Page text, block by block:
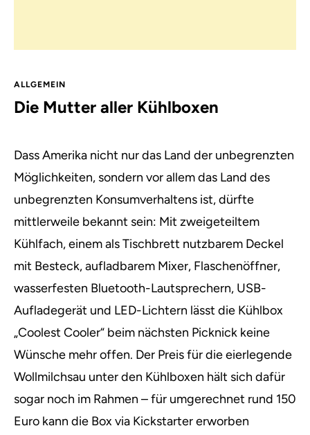
ALLGEMEIN
Die Mutter aller Kühl­boxen
Dass Amerika nicht nur das Land der unbegrenzten
Möglichkeiten, sondern vor allem das Land des
unbegrenzten Konsumverhaltens ist, dürfte
mittlerweile bekannt sein: Mit zweigeteiltem
Kühlfach, einem als Tischbrett nutzbarem Deckel
mit Besteck, aufladbarem Mixer, Flaschenöffner,
wasserfesten Bluetooth-Lautsprechern, USB-
Aufladegerät und LED-Lichtern lässt die Kühlbox
„Coolest Cooler“ beim nächsten Picknick keine
Wünsche mehr offen. Der Preis für die eierlegende
Wollmilchsau unter den Kühlboxen hält sich dafür
sogar noch im Rahmen – für umgerechnet rund 150
Euro kann die Box via Kickstarter erworben